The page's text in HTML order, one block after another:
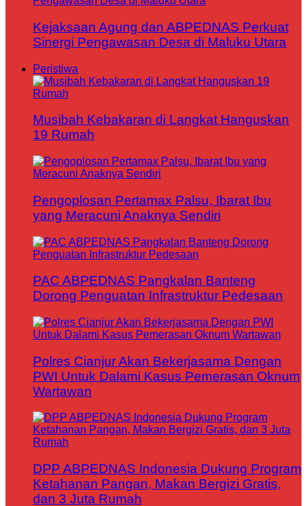
Kejaksaan Agung dan ABPEDNAS Perkuat
Sinergi Pengawasan Desa di Maluku Utara
Peristiwa
Musibah Kebakaran di Langkat Hanguskan
19 Rumah
Pengoplosan Pertamax Palsu, Ibarat Ibu
yang Meracuni Anaknya Sendiri
PAC ABPEDNAS Pangkalan Banteng
Dorong Penguatan Infrastruktur Pedesaan
Polres Cianjur Akan Bekerjasama Dengan
PWI Untuk Dalami Kasus Pemerasan Oknum
Wartawan
DPP ABPEDNAS Indonesia Dukung Program
Ketahanan Pangan, Makan Bergizi Gratis,
dan 3 Juta Rumah